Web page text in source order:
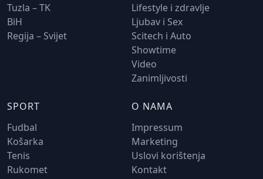
Tuzla – TK
BiH
Regija – Svijet
Lifestyle i zdravlje
Ljubav i Sex
Scitech i Auto
Showtime
Video
Zanimljivosti
SPORT
Fudbal
Košarka
Tenis
Rukomet
O NAMA
Impressum
Marketing
Uslovi korištenja
Kontakt